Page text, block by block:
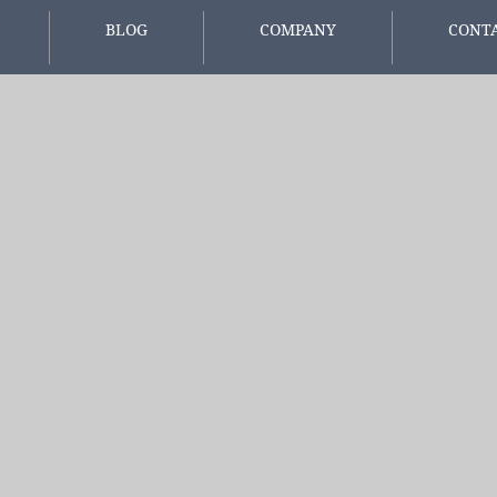
BLOG
COMPANY